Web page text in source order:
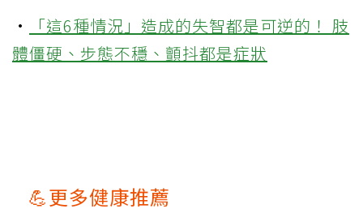
·
「這6種情況」造成的失智都是可逆的！ 肢
體僵硬、步態不穩、顫抖都是症狀
💪更多健康推薦